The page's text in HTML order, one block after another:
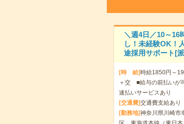
＼週4日／10～16
し！未経験OK！
途採用サポート[
[時 給]時給1850円～
＋交 ■給与の前払いが
速払いサービスあり
[交通費]交通費支給あり
[勤務地]神奈川県川崎市